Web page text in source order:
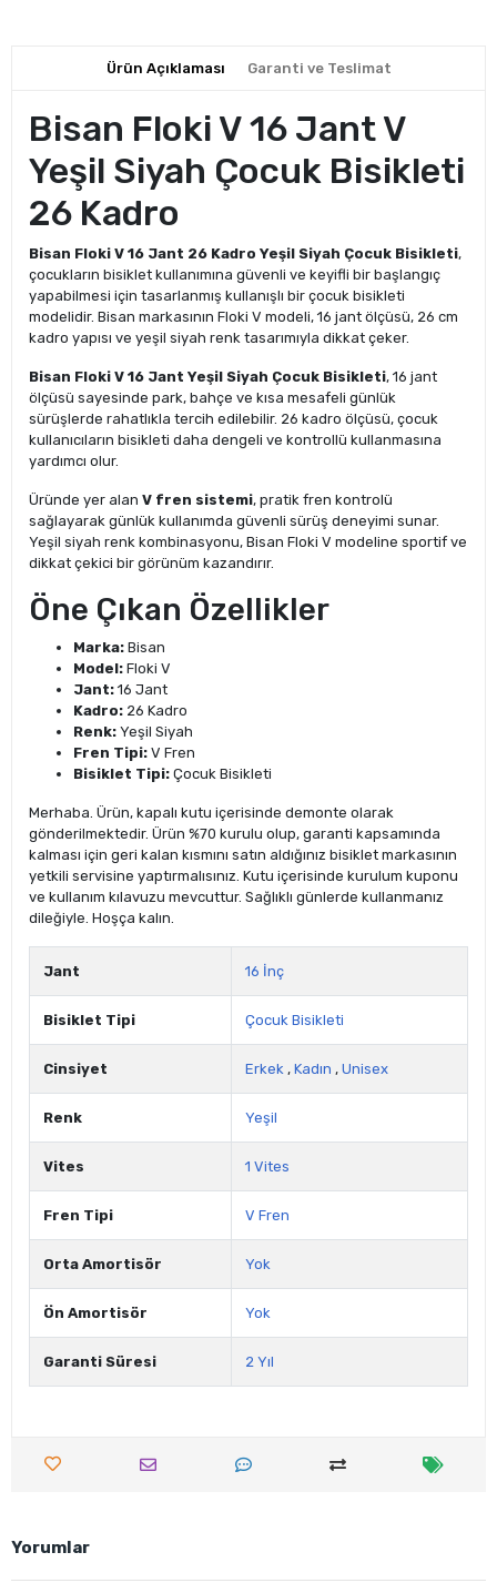
Ürün Açıklaması Garanti ve Teslimat
Bisan Floki V 16 Jant V
Yeşil Siyah Çocuk Bisikleti
26 Kadro
Bisan Floki V 16 Jant 26 Kadro Yeşil Siyah Çocuk Bisikleti,
çocukların bisiklet kullanımına güvenli ve keyifli bir başlangıç
yapabilmesi için tasarlanmış kullanışlı bir çocuk bisikleti
modelidir. Bisan markasının Floki V modeli, 16 jant ölçüsü, 26 cm
kadro yapısı ve yeşil siyah renk tasarımıyla dikkat çeker.
Bisan Floki V 16 Jant Yeşil Siyah Çocuk Bisikleti, 16 jant
ölçüsü sayesinde park, bahçe ve kısa mesafeli günlük
sürüşlerde rahatlıkla tercih edilebilir. 26 kadro ölçüsü, çocuk
kullanıcıların bisikleti daha dengeli ve kontrollü kullanmasına
yardımcı olur.
Üründe yer alan V fren sistemi, pratik fren kontrolü
sağlayarak günlük kullanımda güvenli sürüş deneyimi sunar.
Yeşil siyah renk kombinasyonu, Bisan Floki V modeline sportif ve
dikkat çekici bir görünüm kazandırır.
Öne Çıkan Özellikler
Marka: Bisan
Model: Floki V
Jant: 16 Jant
Kadro: 26 Kadro
Renk: Yeşil Siyah
Fren Tipi: V Fren
Bisiklet Tipi: Çocuk Bisikleti
Merhaba. Ürün, kapalı kutu içerisinde demonte olarak
gönderilmektedir. Ürün %70 kurulu olup, garanti kapsamında
kalması için geri kalan kısmını satın aldığınız bisiklet markasının
yetkili servisine yaptırmalısınız. Kutu içerisinde kurulum kuponu
ve kullanım kılavuzu mevcuttur. Sağlıklı günlerde kullanmanız
dileğiyle. Hoşça kalın.
Jant 16 İnç
Bisiklet Tipi Çocuk Bisikleti
Cinsiyet Erkek , Kadın , Unisex
Renk Yeşil
Vites 1 Vites
Fren Tipi V Fren
Orta Amortisör Yok
Ön Amortisör Yok
Garanti Süresi 2 Yıl
Yorumlar